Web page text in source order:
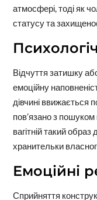
атмосфері, тоді як
статусу та
Відчуття затишку
емоційну
дівчині ввижається
пов’язано з пошуком
вагітній такий
хранительки
Емоційні
Сприйняття